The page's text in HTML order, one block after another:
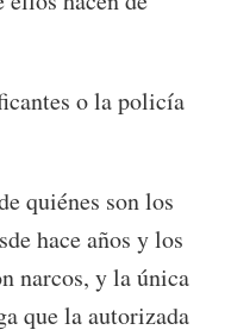
o la policía
quiénes son los
hace años y los
narcos, y la única
que la autorizada